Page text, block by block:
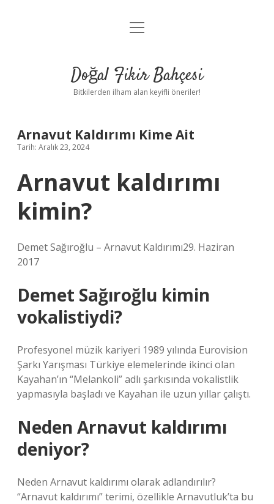
Anasayfa
Yasal Uyarı
menüyü
Doğal Fikir Bahçesi
Bitkilerden ilham alan keyifli öneriler!
Arnavut Kaldırımı Kime Ait
Tarih: Aralık 23, 2024
Arnavut kaldırımı
kimin?
Demet Sağıroğlu – Arnavut Kaldırımı29. Haziran
2017
Demet Sağıroğlu kimin
vokalistiydi?
Profesyonel müzik kariyeri 1989 yılında Eurovision
Şarkı Yarışması Türkiye elemelerinde ikinci olan
Kayahan’ın “Melankoli” adlı şarkısında vokalistlik
yapmasıyla başladı ve Kayahan ile uzun yıllar çalıştı.
Neden Arnavut kaldırımı
deniyor?
Neden Arnavut kaldırımı olarak adlandırılır?
“Arnavut kaldırımı” terimi, özellikle Arnavutluk’ta bu